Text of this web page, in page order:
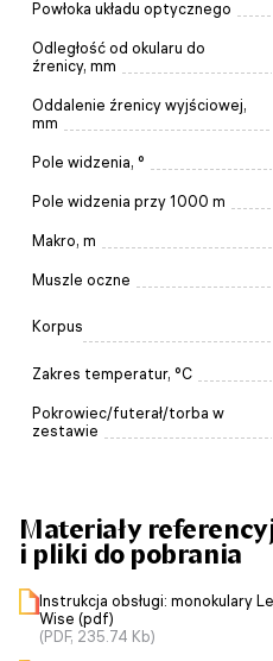
Powłoka układu optycznego
Odległość od okularu do
źrenicy, mm
Oddalenie źrenicy wyjściowej,
mm
Pole widzenia, °
Pole widzenia przy 1000 m
Makro, m
Muszle oczne
Korpus
Zakres temperatur, °C
Pokrowiec/futerał/torba w
zestawie
Materiały
i pliki do pobrania
Instrukcja obsługi: monokulary
Wise (pdf)
(PDF, 235.74 Kb)